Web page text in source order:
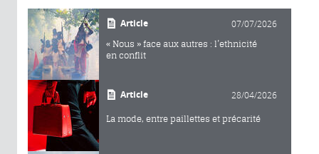
Article 07/07/2026
« Nous » face aux autres : l’ethnicité
en conflit
Article 28/04/2026
La mode, entre paillettes et précarité